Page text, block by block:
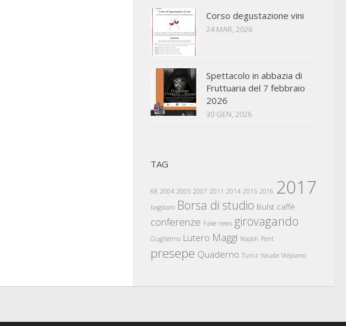
Corso degustazione vini
24 MAR, 2026
Spettacolo in abbazia di
Fruttuaria del 7 febbraio
2026
30 GEN, 2026
TAG
68 2004 2005 2007 2011 2014 2015 2016 2017
bagolaro Borsa di studio Bulst caffè
conferenze Fake news girovagando
Guglielmo Lutero Maggi Napoli Pont
presepe Quaderno Tuniz Vauda Volpiano